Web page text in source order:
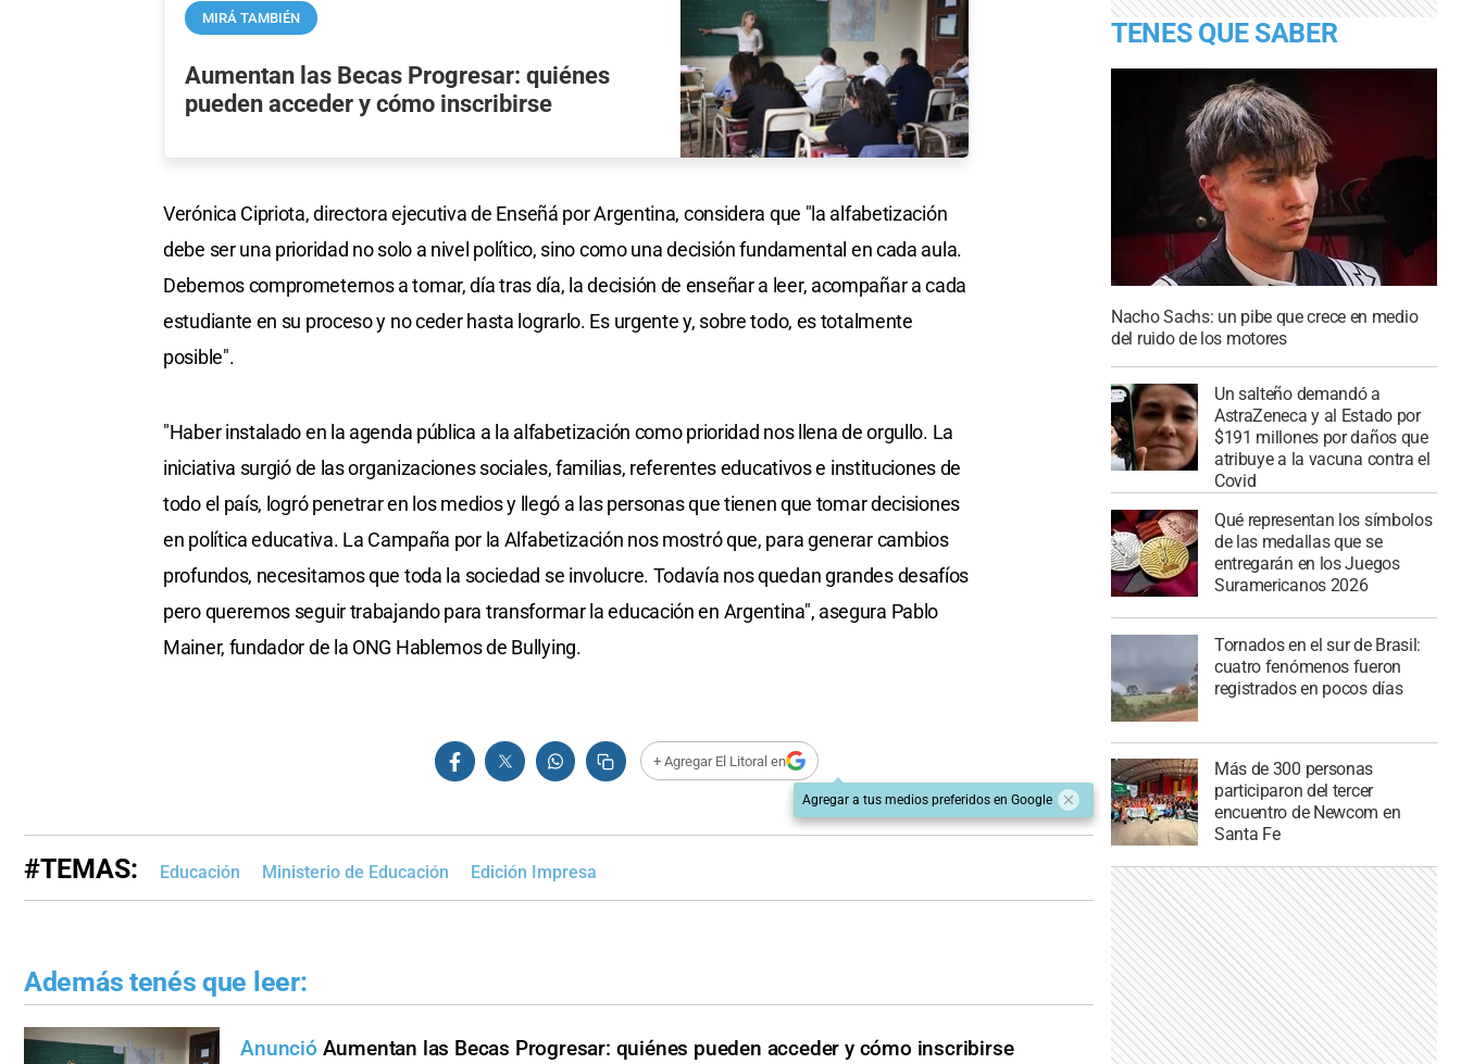
MIRÁ TAMBIÉN
Aumentan las Becas Progresar: quiénes
pueden acceder y cómo inscribirse
Verónica Cipriota, directora ejecutiva de Enseñá por Argentina, considera que "la alfabetización
debe ser una prioridad no solo a nivel político, sino como una decisión fundamental en cada aula.
Debemos comprometernos a tomar, día tras día, la decisión de enseñar a leer, acompañar a cada
estudiante en su proceso y no ceder hasta lograrlo. Es urgente y, sobre todo, es totalmente
posible".
"Haber instalado en la agenda pública a la alfabetización como prioridad nos llena de orgullo. La
iniciativa surgió de las organizaciones sociales, familias, referentes educativos e instituciones de
todo el país, logró penetrar en los medios y llegó a las personas que tienen que tomar decisiones
en política educativa. La Campaña por la Alfabetización nos mostró que, para generar cambios
profundos, necesitamos que toda la sociedad se involucre. Todavía nos quedan grandes desafíos
pero queremos seguir trabajando para transformar la educación en Argentina", asegura Pablo
Mainer, fundador de la ONG Hablemos de Bullying.
+ Agregar El Litoral en
Agregar a tus medios preferidos en Google
#TEMAS: Educación Ministerio de Educación Edición Impresa
Además tenés que leer:
Anunció Aumentan las Becas Progresar: quiénes pueden acceder y cómo inscribirse
TENES QUE SABER
Nacho Sachs: un pibe que crece en medio
del ruido de los motores
Un salteño demandó a
AstraZeneca y al Estado por
$191 millones por daños que
atribuye a la vacuna contra el
Covid
Qué representan los símbolos
de las medallas que se
entregarán en los Juegos
Suramericanos 2026
Tornados en el sur de Brasil:
cuatro fenómenos fueron
registrados en pocos días
Más de 300 personas
participaron del tercer
encuentro de Newcom en
Santa Fe